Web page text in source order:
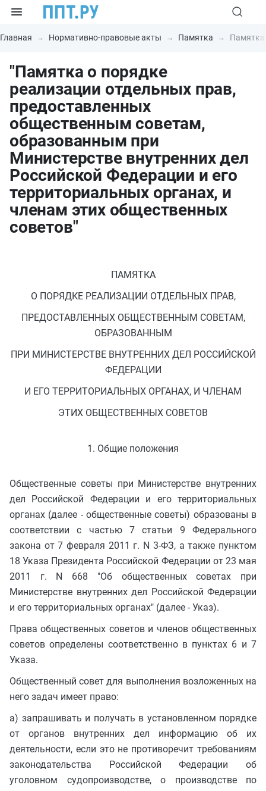
Главная Нормативно-правовые акты Памятка Памятка
"Памятка о порядке
реализации отдельных прав,
предоставленных
общественным советам,
образованным при
Министерстве внутренних дел
Российской Федерации и его
территориальных органах, и
членам этих общественных
советов"
ПАМЯТКА
О ПОРЯДКЕ РЕАЛИЗАЦИИ ОТДЕЛЬНЫХ ПРАВ,
ПРЕДОСТАВЛЕННЫХ ОБЩЕСТВЕННЫМ СОВЕТАМ,
ОБРАЗОВАННЫМ
ПРИ МИНИСТЕРСТВЕ ВНУТРЕННИХ ДЕЛ РОССИЙСКОЙ
ФЕДЕРАЦИИ
И ЕГО ТЕРРИТОРИАЛЬНЫХ ОРГАНАХ, И ЧЛЕНАМ
ЭТИХ ОБЩЕСТВЕННЫХ СОВЕТОВ
1. Общие положения
Общественные советы при Министерстве внутренних
дел Российской Федерации и его территориальных
органах (далее - общественные советы) образованы в
соответствии с частью 7 статьи 9 Федерального
закона от 7 февраля 2011 г. N 3-ФЗ, а также пунктом
18 Указа Президента Российской Федерации от 23 мая
2011 г. N 668 "Об общественных советах при
Министерстве внутренних дел Российской Федерации
и его территориальных органах" (далее - Указ).
Права общественных советов и членов общественных
советов определены соответственно в пунктах 6 и 7
Указа.
Общественный совет для выполнения возложенных на
него задач имеет право:
а) запрашивать и получать в установленном порядке
от органов внутренних дел информацию об их
деятельности, если это не противоречит требованиям
законодательства Российской Федерации об
уголовном судопроизводстве, о производстве по